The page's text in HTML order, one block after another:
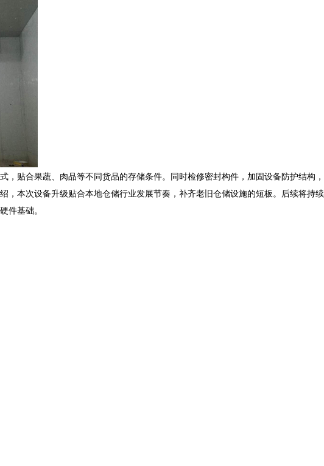
贴合果蔬、肉品等不同货品的存储条件。同时检修密封构件，加固设备防护结构，
本次设备升级贴合本地仓储行业发展节奏，补齐老旧仓储设施的短板。后续将持续
件基础。